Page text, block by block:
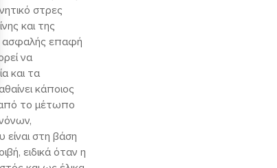
στρες
και της
ασφαλής επαφή
να
και τα
κάποιος
από το μέτωπο
είναι στη βάση
ειδικά όταν η